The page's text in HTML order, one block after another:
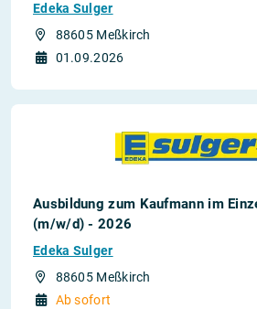
Edeka Sulger
88605 Meßkirch
01.09.2026
Ausbildung zum Kaufmann im
(m/w/d) - 2026
Edeka Sulger
88605 Meßkirch
Ab sofort